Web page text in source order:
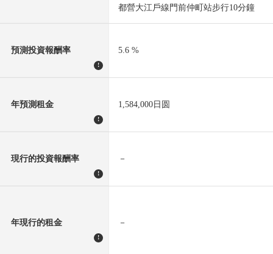
都營大江戶線門前仲町站步行10分鐘
預測投資報酬率
!
5.6 %
年預測租金
!
1,584,000日圆
現行的投資報酬率
!
－
年現行的租金
!
－